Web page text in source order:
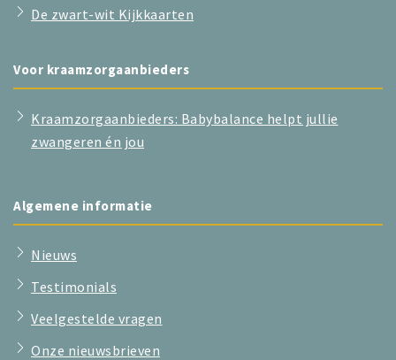
De zwart-wit Kijkkaarten
Voor kraamzorgaanbieders
Kraamzorgaanbieders: Babybalance helpt jullie
zwangeren én jou
Algemene informatie
Nieuws
Testimonials
Veelgestelde vragen
Onze nieuwsbrieven